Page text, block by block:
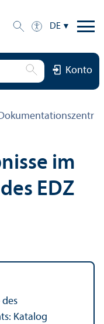
DE
Konto
im
EDZ
des
Katalog